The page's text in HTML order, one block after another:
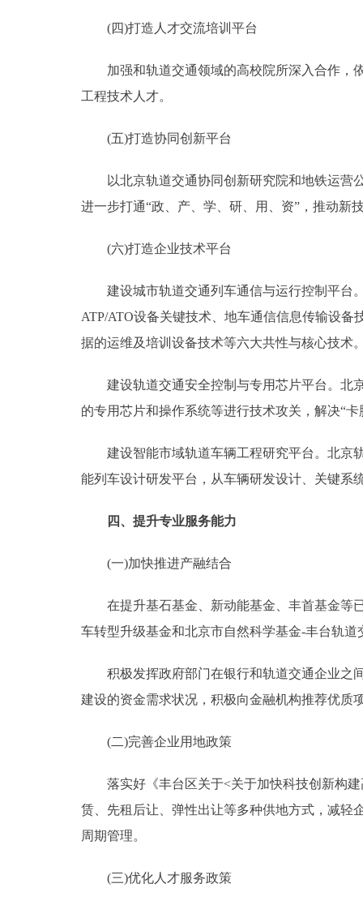
(四)打造人才交流培训平台
加强和轨道交通领域的高校院所深入合作，依
工程技术人才。
(五)打造协同创新平台
以北京轨道交通协同创新研究院和地铁运营公
进一步打通“政、产、学、研、用、资”，推动新
(六)打造企业技术平台
建设城市轨道交通列车通信与运行控制平台。
ATP/ATO设备关键技术、地车通信信息传输设
据的运维及培训设备技术等六大共性与核心技术
建设轨道交通安全控制与专用芯片平台。北京
的专用芯片和操作系统等进行技术攻关，解决“卡
建设智能市域轨道车辆工程研究平台。北京轨
能列车设计研发平台，从车辆研发设计、关键系
四、提升专业服务能力
(一)加快推进产融结合
在提升基石基金、新动能基金、丰首基金等已
车转型升级基金和北京市自然科学基金-丰台轨
积极发挥政府部门在银行和轨道交通企业之间
建设的资金需求状况，积极向金融机构推荐优质
(二)完善企业用地政策
落实好《丰台区关于<关于加快科技创新构建
赁、先租后让、弹性出让等多种供地方式，减轻
周期管理。
(三)优化人才服务政策